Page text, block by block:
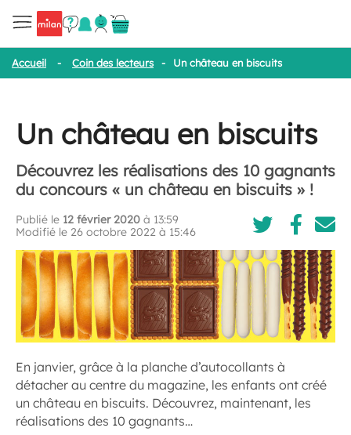
Accueil - Coin des lecteurs - Un château en biscuits
Un château en biscuits
Découvrez les réalisations des 10 gagnants
du concours « un château en biscuits » !
Publié le 12 février 2020 à 13:59
Modifié le 26 octobre 2022 à 15:46
En janvier, grâce à la planche d’autocollants à
détacher au centre du magazine, les enfants ont créé
un château en biscuits. Découvrez, maintenant, les
réalisations des 10 gagnants…